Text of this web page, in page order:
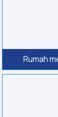
Rumah